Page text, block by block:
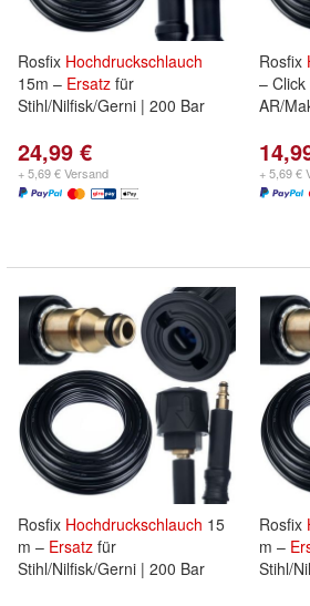
Rosfix Hochdruckschlauch
15m – Ersatz für
Stihl/Nilfisk/Gerni | 200 Bar
24,99 €
+ 5,69 € Versand
Rosfix
–
AR/
+ 5,69 €
Rosfix Hochdruckschlauch 15
m – Ersatz für
Stihl/Nilfisk/Gerni | 200 Bar
Rosfix
m –
Stihl/